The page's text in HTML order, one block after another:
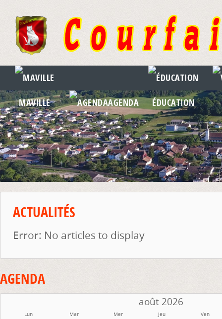
MAVILLE AGENDA ÉDUCATION
ACTUALITÉS
Error: No articles to display
AGENDA
août 2026
Lun Mar Mer Jeu Ven